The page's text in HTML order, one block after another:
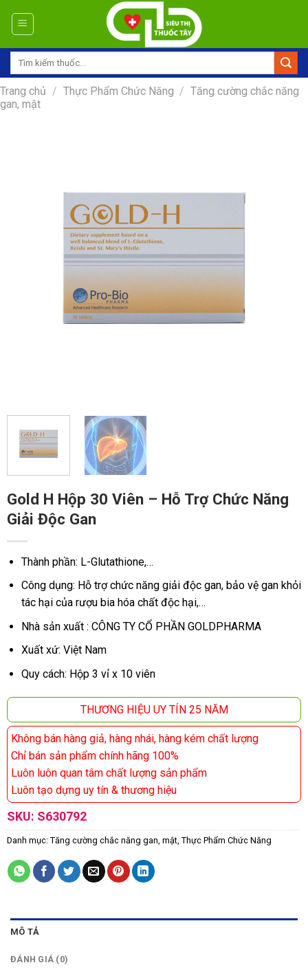
Tìm
Trang chủ / Thực Phẩm Chức Năng / Tăng cường chắc năng
gan, mật
Gold H Hộp 30 Viên – Hỗ Trợ Chức Năng
Giải Độc Gan
Thành phần: L-Glutathione,…
Công dụng: Hỗ trợ chức năng giải độc gan, bảo vệ gan khỏi
tác hại của rượu bia hóa chất độc hại,…
Nhà sản xuất : CÔNG TY CỔ PHẦN GOLDPHARMA
Xuất xứ: Việt Nam
Quy cách: Hộp 3 vỉ x 10 viên
THƯƠNG HIỆU UY TÍN 25 NĂM
Không bán hàng giả, hàng nhái, hàng kém chất lượng
Chỉ bán sản phẩm chính hãng 100%
Luôn luôn quan tâm chất lượng sản phẩm
Luôn tạo dựng uy tín & thương hiệu
SKU: S630792
Danh mục: Tăng cường chắc năng gan, mật, Thực Phẩm Chức Năng
MÔ TẢ
ĐÁNH GIÁ (0)